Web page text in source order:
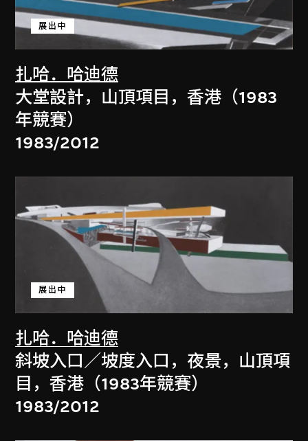
扎哈．哈迪德
展出中
大堂設計，山頂項目，香港（1983
年競賽）
1983/2012
扎哈．哈迪德
展出中
斜坡入口／坡度入口，夜景，山頂項
目，香港（1983年競賽）
1983/2012